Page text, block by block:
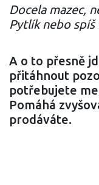
Docela mazec,
Pytlík nebo spíš
A o to přesně
přitáhnout
potřebujete
Pomáhá
prodáváte.